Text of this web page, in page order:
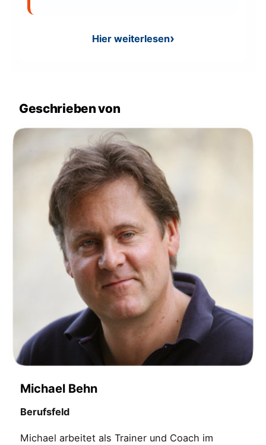
Hier weiterlesen: Rätsel - Gott und Teufel
Geschrieben von
Michael Behn
Berufsfeld
Michael arbeitet als Trainer und Coach im